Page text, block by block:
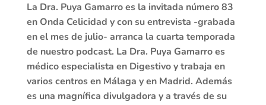
La Dra. Puya Gamarro es la invitada número 83
en Onda Celicidad y con su entrevista -grabada
en el mes de julio- arranca la cuarta temporada
de nuestro podcast. La Dra. Puya Gamarro es
médico especialista en Digestivo y trabaja en
varios centros en Málaga y en Madrid. Además
es una magnífica divulgadora y a través de su